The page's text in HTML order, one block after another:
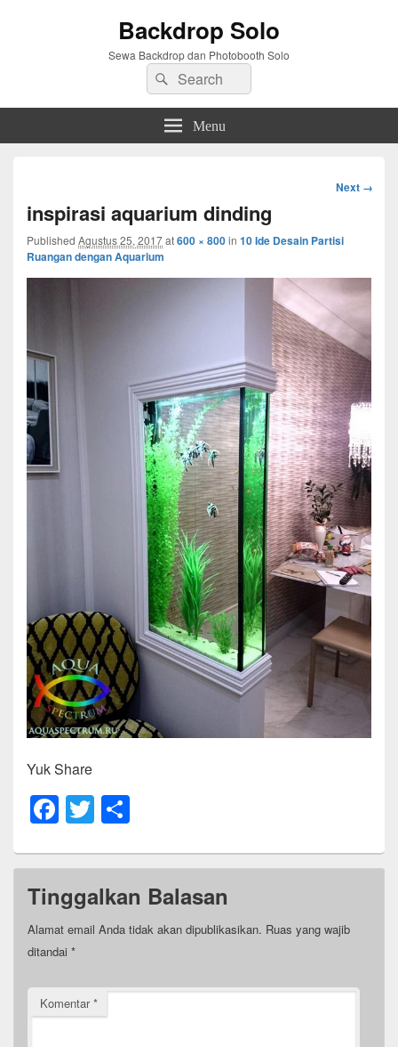
Backdrop Solo
Sewa Backdrop dan Photobooth Solo
Search
for:
Search
Menu
Image
Next →
inspirasi aquarium dinding
Published Agustus 25, 2017at600 × 800in 10 Ide Desain Partisi
Ruangan dengan Aquarium
Yuk Share
F
c
e
b
o
o
k
T
tt
er
ar
e
Tinggalkan Balasan
Alamat email Anda tidak akan dipublikasikan. Ruas yang wajib
ditandai *
Komentar*